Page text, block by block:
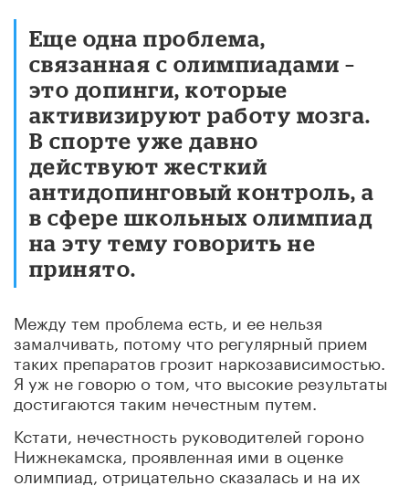
Еще одна проблема,
связанная с олимпиадами –
это допинги, которые
активизируют работу мозга.
В спорте уже давно
действуют жесткий
антидопинговый контроль, а
в сфере школьных олимпиад
на эту тему говорить не
принято.
Между тем проблема есть, и ее нельзя
замалчивать, потому что регулярный прием
таких препаратов грозит наркозависимостью.
Я уж не говорю о том, что высокие результаты
достигаются таким нечестным путем.
Кстати, нечестность руководителей гороно
Нижнекамска, проявленная ими в оценке
олимпиад, отрицательно сказалась и на их